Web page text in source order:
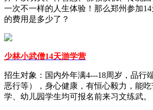
一次不一样的人生体验！那么郑州参加
的费用是多少了？
少林小武僧14天游学营
招生对象：国内外年满4---18周岁，品行
恶行等），身心健康，有恒心毅力，能
学、幼儿园学生均可报名前来习文练武。